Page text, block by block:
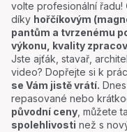
volte profesionální řadu!
díky hořčíkovým
pantům a tvrzenému
výkonu, kvality
Jste ajťák, stavař,
video? Dopřejte si k
se Vám jistě vrátí.
repasované nebo
původní ceny, můžete
spolehlivosti než s